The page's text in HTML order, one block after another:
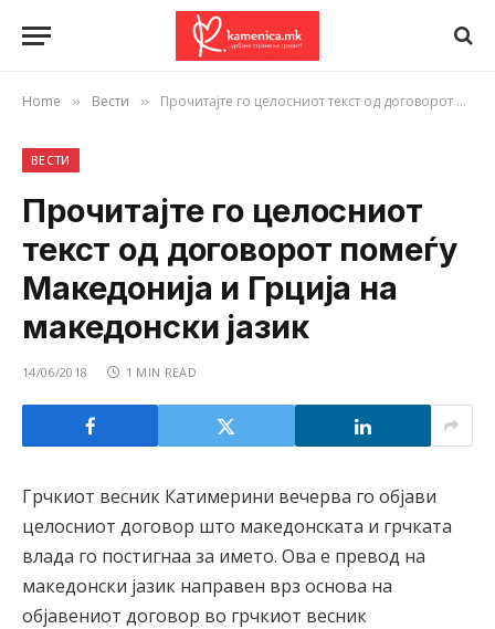
Home » Вести » Прочитајте го целосниот текст од договорот помеѓу Македонија и Грција на македонски јазик
ВЕСТИ
Прочитајте го целосниот
текст од договорот помеѓу
Македонија и Грција на
македонски јазик
14/06/2018 1 MIN READ
Грчкиот весник Катимерини вечерва го објави
целосниот договор што македонската и грчката
влада го постигнаа за името. Ова е превод на
македонски јазик направен врз основа на
објавениот договор во грчкиот весник